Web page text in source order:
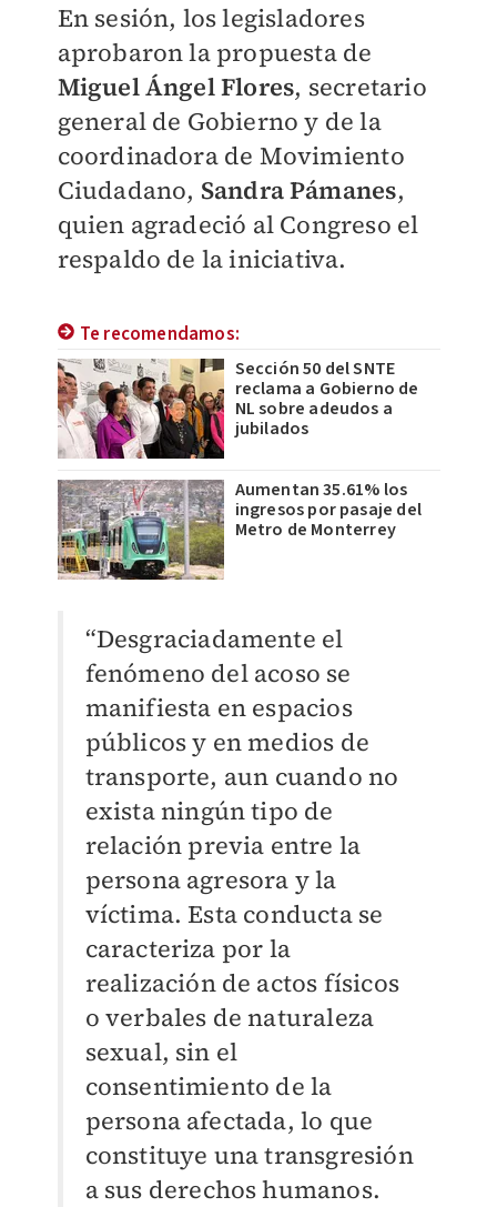
En sesión, los legisladores
aprobaron la propuesta de
Miguel Ángel Flores, secretario
general de Gobierno y de la
coordinadora de Movimiento
Ciudadano, Sandra Pámanes,
quien agradeció al Congreso el
respaldo de la iniciativa.
Te recomendamos:
Sección 50 del SNTE
reclama a Gobierno de
NL sobre adeudos a
jubilados
Aumentan 35.61% los
ingresos por pasaje del
Metro de Monterrey
“Desgraciadamente el
fenómeno del acoso se
manifiesta en espacios
públicos y en medios de
transporte, aun cuando no
exista ningún tipo de
relación previa entre la
persona agresora y la
víctima. Esta conducta se
caracteriza por la
realización de actos físicos
o verbales de naturaleza
sexual, sin el
consentimiento de la
persona afectada, lo que
constituye una transgresión
a sus derechos humanos.